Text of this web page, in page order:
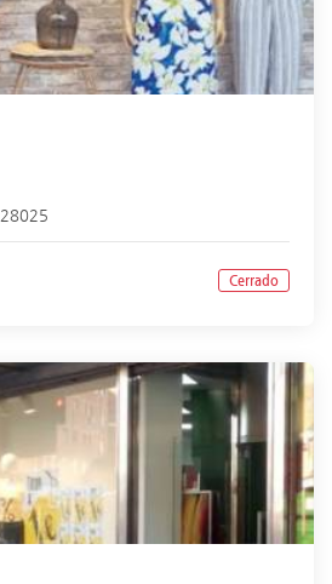
28025
Cerrado